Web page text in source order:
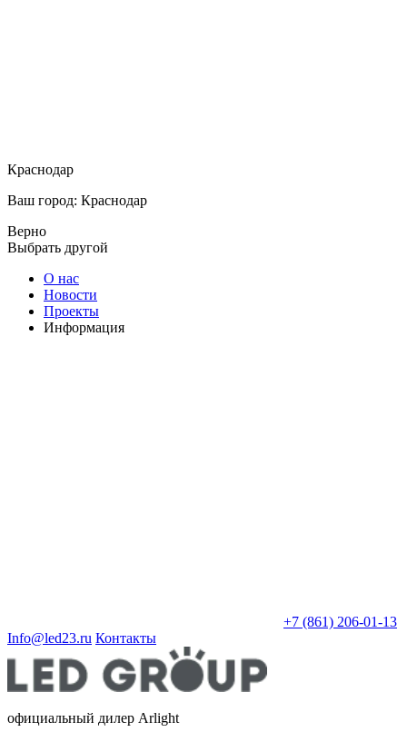
Краснодар
Ваш город: Краснодар
Верно
Выбрать другой
О нас
Новости
Проекты
Информация
+7 (861) 206-01-13
Info@led23.ru Контакты
официальный дилер Arlight